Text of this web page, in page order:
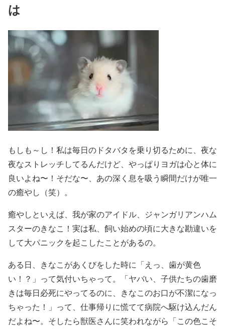
は
もしも～し！私は毎日のドタバタを乗り切るために、夜な
夜なストレッチしてるんだけど、やっぱりヨガは心と体に
良いよね〜！そだな〜、あの深く息を吸う瞬間だけが唯一
の癒やし（笑）。
癒やしといえば、我が家のアイドル、ジャンガリアンハム
スターのきなこ！実は私、飼い始めの頃に大きな勘違いを
して大パニックを起こしたことがあるの。
ある日、きなこがあくびをした時に「えっ、歯が黄色
い！？」って気付いちゃって。「ヤバい、子供たちの歯磨
きは毎日必死にやってるのに、きなこのお口が不潔になっ
ちゃった！」って、仕事帰りに慌てて病院へ駆け込んだん
だよね〜。そしたら獣医さんに笑われながら「この色こそ